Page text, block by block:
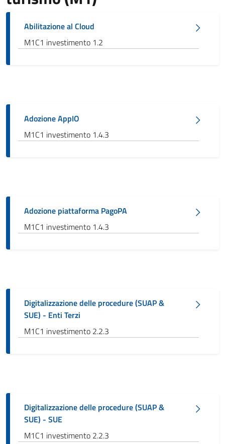
Abilitazione al Cloud
M1C1 investimento 1.2
Adozione AppIO
M1C1 investimento 1.4.3
Adozione piattaforma PagoPA
M1C1 investimento 1.4.3
Digitalizzazione delle procedure (SUAP &
SUE) - Enti Terzi
M1C1 investimento 2.2.3
Digitalizzazione delle procedure (SUAP &
SUE) - SUE
M1C1 investimento 2.2.3